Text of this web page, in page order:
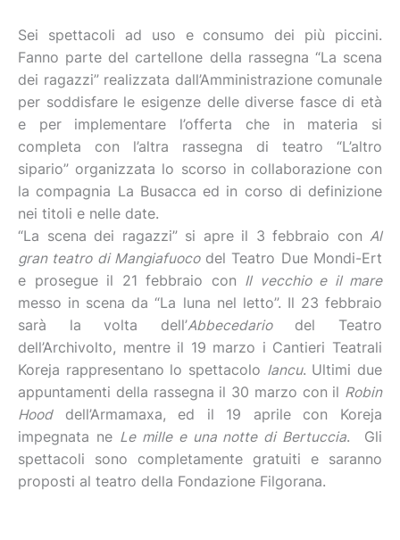
Sei spettacoli ad uso e consumo dei più piccini.
Fanno parte del cartellone della rassegna “La scena
dei ragazzi” realizzata dall’Amministrazione comunale
per soddisfare le esigenze delle diverse fasce di età
e per implementare l’offerta che in materia si
completa con l’altra rassegna di teatro “L’altro
sipario” organizzata lo scorso in collaborazione con
la compagnia La Busacca ed in corso di definizione
nei titoli e nelle date.
“La scena dei ragazzi” si apre il 3 febbraio con Al
gran teatro di Mangiafuocodel Teatro Due Mondi-Ert
e prosegue il 21 febbraio con Il vecchio e il mare
messo in scena da “La luna nel letto”. Il 23 febbraio
sarà la volta dell’Abbecedariodel Teatro
dell’Archivolto, mentre il 19 marzo i Cantieri Teatrali
Koreja rappresentano lo spettacolo Iancu. Ultimi due
appuntamenti della rassegna il 30 marzo con il Robin
Hooddell’Armamaxa, ed il 19 aprile con Koreja
impegnata ne Le mille e una notte di Bertuccia. Gli
spettacoli sono completamente gratuiti e saranno
proposti al teatro della Fondazione Filgorana.